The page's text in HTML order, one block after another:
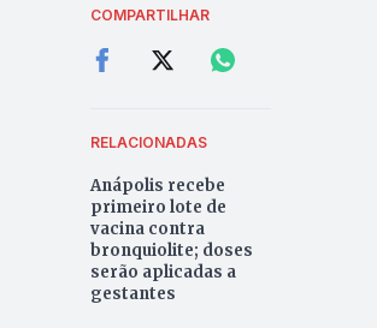
COMPARTILHAR
RELACIONADAS
Anápolis recebe
primeiro lote de
vacina contra
bronquiolite; doses
serão aplicadas a
gestantes